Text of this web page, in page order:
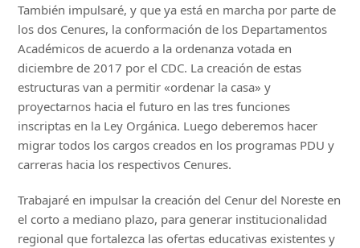
También impulsaré, y que ya está en marcha por parte de
los dos Cenures, la conformación de los Departamentos
Académicos de acuerdo a la ordenanza votada en
diciembre de 2017 por el CDC. La creación de estas
estructuras van a permitir «ordenar la casa» y
proyectarnos hacia el futuro en las tres funciones
inscriptas en la Ley Orgánica. Luego deberemos hacer
migrar todos los cargos creados en los programas PDU y
carreras hacia los respectivos Cenures.
Trabajaré en impulsar la creación del Cenur del Noreste en
el corto a mediano plazo, para generar institucionalidad
regional que fortalezca las ofertas educativas existentes y